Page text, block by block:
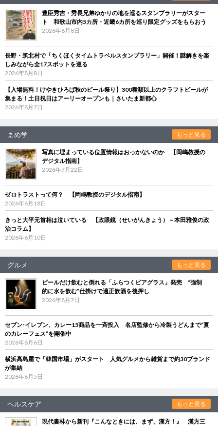
豊臣秀吉・秀長兄弟ゆかりの地を巡るスタンプラリーがスター
ト 和歌山市内5カ所・近畿6カ所を巡り限定グッズをもらおう
2026年8月8日
長野・筑北村で「ちくほくタイムトラベルスタンプラリー」開催！謎解きを楽
しみながら全17スポットを巡る
2026年8月8日
【入場無料！けやきひろば秋のビール祭り】300種類以上のクラフトビールが
集まる！土日祝日はアーリーオープンも｜さいたま新都心
2026年8月7日
まめ学 もっと見る
写真に埋まっている位置情報はおっかないのか 【岡嶋教授の
デジタル指南】
2026年7月22日
ゼロトラストって何？ 【岡嶋教授のデジタル指南】
2026年6月18日
きっと大平元首相は泣いている 【政眼鏡（せいがんきょう）－本田雅俊の政
治コラム】
2026年6月10日
グルメ もっと見る
ビールだけ飲むと倒れる「ふらつくビアグラス」発売 “強制
的に水を飲む”仕掛けで適正飲酒を後押し
2026年8月7日
セブン‐イレブン、カレー15商品を一斉投入 名店監修から冷製うどんまで“夏
のカレーフェス”を開催中
2026年8月6日
横浜高島屋で「韓国市場」がスタート 人気グルメから雑貨まで約30ブランド
が集結
2026年8月5日
ヘルスケア もっと見る
現代書林から新刊『こんなときには、まず、漢方！』 漢方三